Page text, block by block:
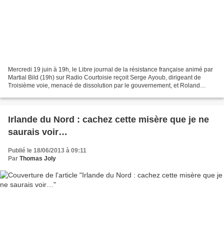
Mercredi 19 juin à 19h, le Libre journal de la résistance française animé par
Martial Bild (19h) sur Radio Courtoisie reçoit Serge Ayoub, dirigeant de
Troisième voie, menacé de dissolution par le gouvernement, et Roland
Irlande du Nord : cachez cette misère que je ne
saurais voir…
Publié le 18/06/2013 à 09:11
Par Thomas Joly